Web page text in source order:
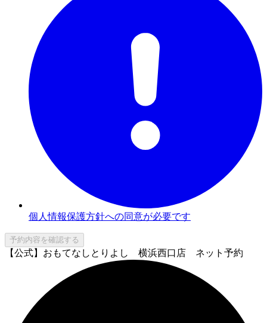
個人情報保護方針への同意が必要です
予約内容を確認する
【公式】おもてなしとりよし 横浜西口店 ネット予約